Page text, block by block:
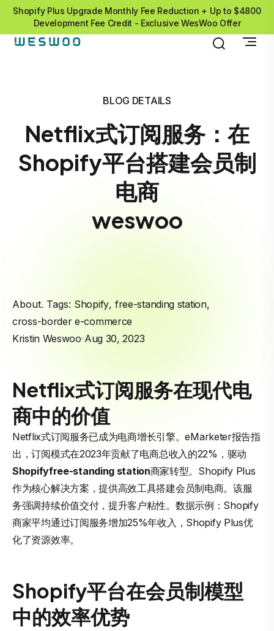
Shopify Plus Upgrade Monthly Fee Reduction + Up to $4800
Development Fee Credit - Exclusive WesWoo Offer
BLOG DETAILS
Netflix式订阅服务：在
Shopify平台搭建会员制
电商
weswoo
About. Tags: Shopify, free-standing station,
cross-border e-commerce
Kristin Weswoo Aug 30, 2023
Netflix式订阅服务在现代电
商中的价值
Netflix式订阅服务已成为电商增长引擎。eMarketer报告指
出，订阅模式在2023年贡献了电商总收入的22%，驱动
Shopifyfree-standing station商家转型。Shopify Plus
作为核心解决方案，提供高效工具搭建会员制电商。该服
务强调持续价值交付，提升客户粘性。数据示例：Shopify
商家平均通过订阅服务增加25%年收入，Shopify Plus优
化了资源效率。
Shopify平台在会员制模型
中的效率优势